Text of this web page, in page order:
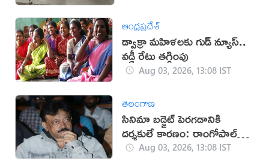
ఆంధ్రప్రదేశ్
డ్వాక్రా మహిళలకు గుడ్ న్యూస్..
వడ్డీ రేటు తగ్గింపు
Aug 03, 2026, 13:08 IST
తెలంగాణ
సినిమా బడ్జెట్ పెరగడానికి
దర్శకులే కారణం: రాంగోపాల్
వర్మAug 03, 2026, 13:08 IST